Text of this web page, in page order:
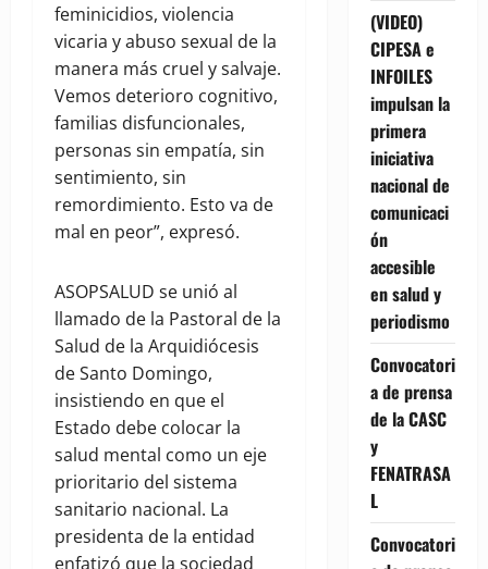
feminicidios, violencia
vicaria y abuso sexual de la
manera más cruel y salvaje.
Vemos deterioro cognitivo,
familias disfuncionales,
personas sin empatía, sin
sentimiento, sin
remordimiento. Esto va de
mal en peor”, expresó.
ASOPSALUD se unió al
llamado de la Pastoral de la
Salud de la Arquidiócesis
de Santo Domingo,
insistiendo en que el
Estado debe colocar la
salud mental como un eje
prioritario del sistema
sanitario nacional. La
presidenta de la entidad
enfatizó que la sociedad
(VIDEO)
CIPESA e
INFOILES
impulsan la
primera
iniciativa
nacional de
comunicaci
ón
accesible
en salud y
periodismo
Convocatori
a de prensa
de la CASC
y
FENATRASA
L
Convocatori